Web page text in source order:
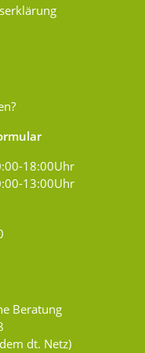
18:00Uhr
13:00Uhr
Beratung
dt. Netz)